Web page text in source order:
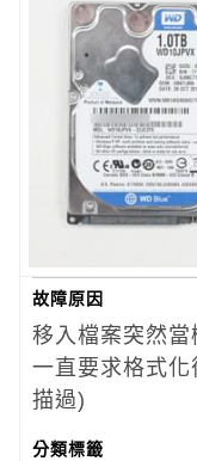
故障原因
移入檔案突然
一直要求格式
描過)
分類標籤